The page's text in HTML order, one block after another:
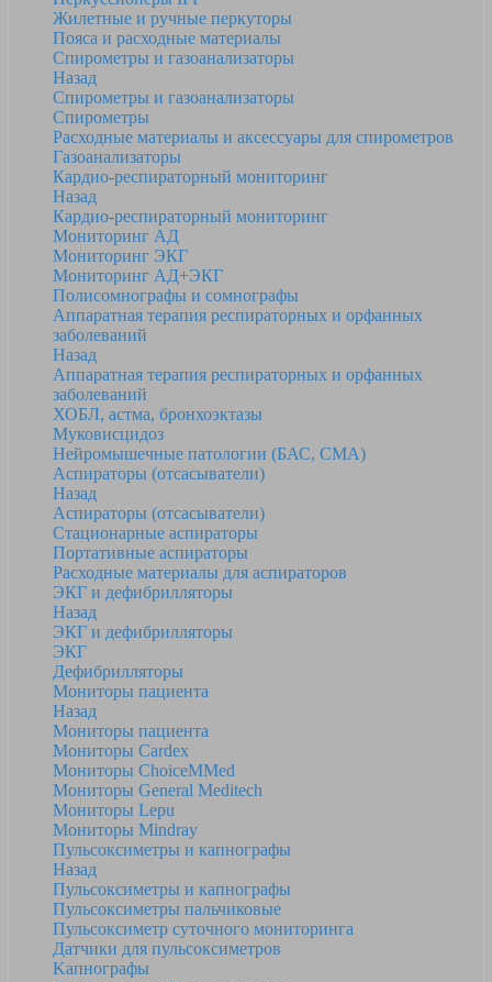
Жилетные и ручные перкуторы
Пояса и расходные материалы
Спирометры и газоанализаторы
Назад
Спирометры и газоанализаторы
Спирометры
Расходные материалы и аксессуары для спирометров
Газоанализаторы
Кардио-респираторный мониторинг
Назад
Кардио-респираторный мониторинг
Мониторинг АД
Мониторинг ЭКГ
Мониторинг АД+ЭКГ
Полисомнографы и сомнографы
Аппаратная терапия респираторных и орфанных
заболеваний
Назад
Аппаратная терапия респираторных и орфанных
заболеваний
ХОБЛ, астма, бронхоэктазы
Муковисцидоз
Нейромышечные патологии (БАС, СМА)
Аспираторы (отсасыватели)
Назад
Аспираторы (отсасыватели)
Стационарные аспираторы
Портативные аспираторы
Расходные материалы для аспираторов
ЭКГ и дефибрилляторы
Назад
ЭКГ и дефибрилляторы
ЭКГ
Дефибрилляторы
Мониторы пациента
Назад
Мониторы пациента
Мониторы Cardex
Мониторы ChoiceMMed
Мониторы General Meditech
Мониторы Lepu
Мониторы Mindray
Пульсоксиметры и капнографы
Назад
Пульсоксиметры и капнографы
Пульсоксиметры пальчиковые
Пульсоксиметр суточного мониторинга
Датчики для пульсоксиметров
Kапнографы